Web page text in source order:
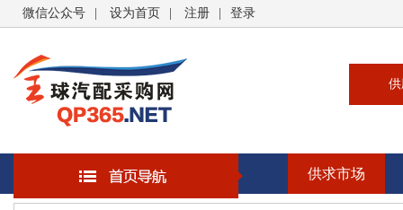
微信公众号 设为首页 注册 登录
供求市场